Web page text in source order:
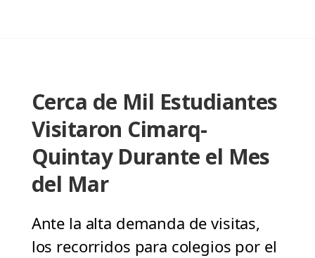
Cerca de Mil Estudiantes
Visitaron Cimarq-
Quintay Durante el Mes
del Mar
Ante la alta demanda de visitas,
los recorridos para colegios por el